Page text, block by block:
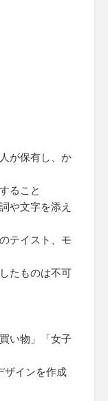
が保有し、か
ること
や文字を添え
テイスト、モ
たものは不可
い物」「女子
ザインを作成